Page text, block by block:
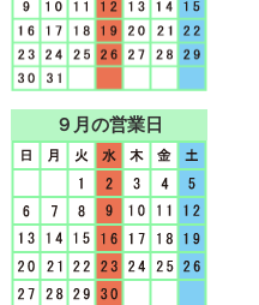
９月の営業日